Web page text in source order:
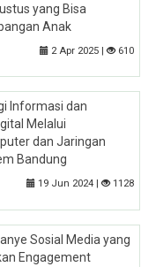
yang Bisa
Anak
2 Apr 2025 | 610
Informasi dan
Melalui
dan Jaringan
Bandung
19 Jun 2024 | 1128
Sosial Media yang
Engagement